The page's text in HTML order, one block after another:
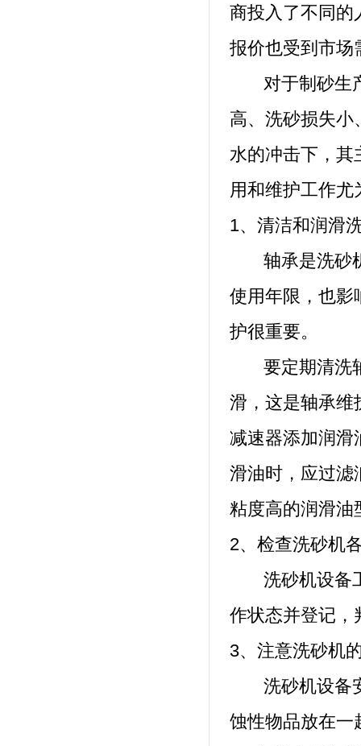
商投入了不同的
报价也受到市场
对于制砂生产
高、洗砂损失小
水的冲击下，其
用和维护工作
1、清洁和润滑
轴承是洗砂机
使用年限，也影
护很重要。
要定期清洗轴
滑，这是轴承维
减速器添加润滑
滑油时，应过滤
粘度高的润滑油
2、检查洗砂机
洗砂机设备工
作状态并登记，
3、注意洗砂机
洗砂机设备安
蚀性物品放在一